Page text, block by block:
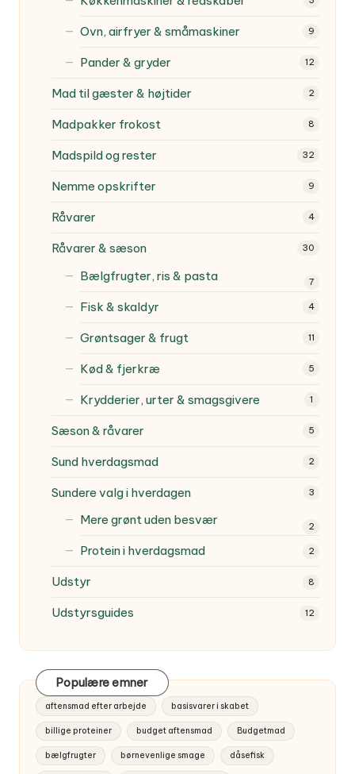
Ovn, airfryer & småmaskiner 9
Pander & gryder 12
Mad til gæster & højtider 2
Madpakker frokost 8
Madspild og rester 32
Nemme opskrifter 9
Råvarer 4
Råvarer & sæson 30
Bælgfrugter, ris & pasta 7
Fisk & skaldyr 4
Grøntsager & frugt 11
Kød & fjerkræ 5
Krydderier, urter & smagsgivere 1
Sæson & råvarer 5
Sund hverdagsmad 2
Sundere valg i hverdagen 3
Mere grønt uden besvær 2
Protein i hverdagsmad 2
Udstyr 8
Udstyrsguides 12
Populære emner
aftensmad efter arbejde basisvarer i skabet
billige proteiner budget aftensmad Budgetmad
bælgfrugter børnevenlige smage dåsefisk